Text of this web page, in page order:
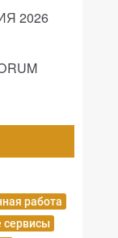
2026
работа
сервисы